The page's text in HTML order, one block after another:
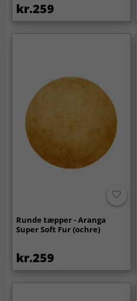
kr.259
Runde tæpper - Aranga
Super Soft Fur (ochre)
kr.259